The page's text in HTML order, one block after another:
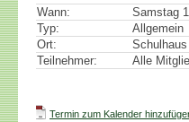
Wann:
Samstag
Typ:
Allgemein
Ort:
Teilnehmer:
Alle
Termin zum Kalender